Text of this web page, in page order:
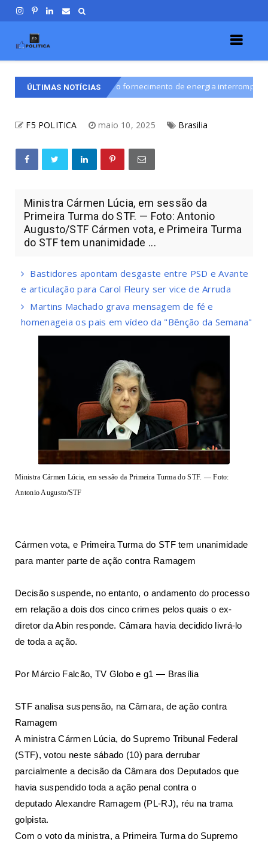
ÚLTIMAS NOTÍCIAS
o fornecimento de energia interrompido nesta quinta-feira (6)
F5 POLITICA maio 10, 2025 Brasilia
Ministra Cármen Lúcia, em sessão da
Primeira Turma do STF. — Foto: Antonio
Augusto/STF Cármen vota, e Primeira Turma
do STF tem unanimidade ...
Bastidores apontam desgaste entre PSD e Avante
e articulação para Carol Fleury ser vice de Arruda
Martins Machado grava mensagem de fé e
homenageia os pais em vídeo da "Bênção da Semana"
Ministra Cármen Lúcia, em sessão da Primeira Turma do STF. — Foto:
Antonio Augusto/STF
Cármen vota, e Primeira Turma do STF tem unanimidade
para manter parte de ação contra Ramagem
Decisão suspende, no entanto, o andamento do processo
em relação a dois dos cinco crimes pelos quais o ex-
diretor da Abin responde. Câmara havia decidido livrá-lo
de toda a ação.
Por Márcio Falcão, TV Globo e g1 — Brasília
STF analisa suspensão, na Câmara, de ação contra
Ramagem
A ministraCármen Lúcia, do Supremo Tribunal Federal
(STF), votou neste sábado (10) para derrubar
parcialmente a decisão da Câmara dos Deputados que
havia suspendido toda a ação penal contra o
deputado Alexandre Ramagem (PL-RJ), réu na trama
golpista.
Com o voto da ministra, a Primeira Turma do Supremo